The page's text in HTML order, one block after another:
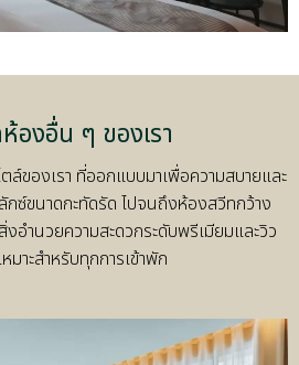
องอื่น ๆ ของเรา
ของเรา ที่ออกแบบมาเพื่อความสบายและ
ซ์ขนาดกะทัดรัด ไปจนถึงห้องสวีทกว้าง
อำนวยความสะดวกระดับพรีเมียมและวิว
มาะสำหรับทุกการเข้าพัก